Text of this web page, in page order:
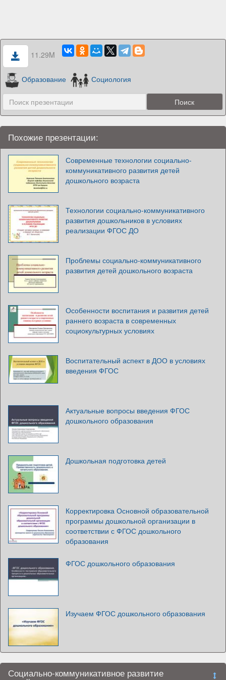
11.29M
Образование Социология
Похожие презентации:
Современные технологии социально-
коммуникативного развития детей
дошкольного возраста
Технологии социально-коммуникативного
развития дошкольников в условиях
реализации ФГОС ДО
Проблемы социально-коммуникативного
развития детей дошкольного возраста
Особенности воспитания и развития детей
раннего возраста в современных
социокультурных условиях
Воспитательный аспект в ДОО в условиях
введения ФГОС
Актуальные вопросы введения ФГОС
дошкольного образования
Дошкольная подготовка детей
Корректировка Основной образовательной
программы дошкольной организации в
соответствии с ФГОС дошкольного
образования
ФГОС дошкольного образования
Изучаем ФГОС дошкольного образования
Социально-коммуникативное развитие